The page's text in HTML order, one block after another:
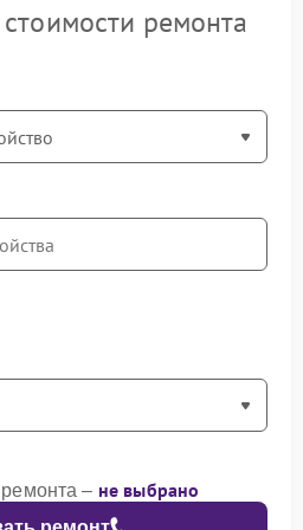
ремонта
– не выбрано